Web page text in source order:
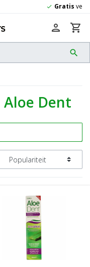
search
person shopping_cart
Aloe Dent